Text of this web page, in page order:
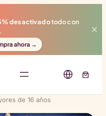
desactivadotodo con
ahora →
✕
de 16 años